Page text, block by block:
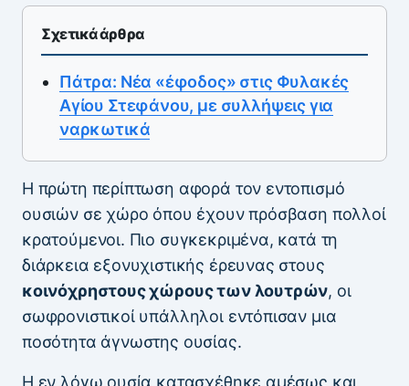
Σχετικά άρθρα
Πάτρα: Νέα «έφοδος» στις Φυλακές
Αγίου Στεφάνου, με συλλήψεις για
ναρκωτικά
Η πρώτη περίπτωση αφορά τον εντοπισμό
ουσιών σε χώρο όπου έχουν πρόσβαση πολλοί
κρατούμενοι. Πιο συγκεκριμένα, κατά τη
διάρκεια εξονυχιστικής έρευνας στους
κοινόχρηστους χώρους των λουτρών, οι
σωφρονιστικοί υπάλληλοι εντόπισαν μια
ποσότητα άγνωστης ουσίας.
Η εν λόγω ουσία κατασχέθηκε αμέσως και